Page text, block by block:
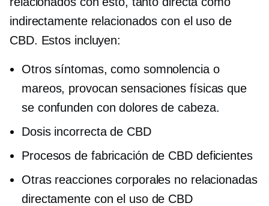
indirectamente relacionados con el uso de
CBD. Estos incluyen:
Otros síntomas, como somnolencia o
mareos, provocan sensaciones físicas que
se confunden con dolores de cabeza.
Dosis incorrecta de CBD
Procesos de fabricación de CBD deficientes
Otras reacciones corporales no relacionadas
directamente con el uso de CBD